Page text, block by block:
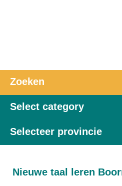
Zoeken
Select category
Selecteer provincie
Nieuwe taal leren